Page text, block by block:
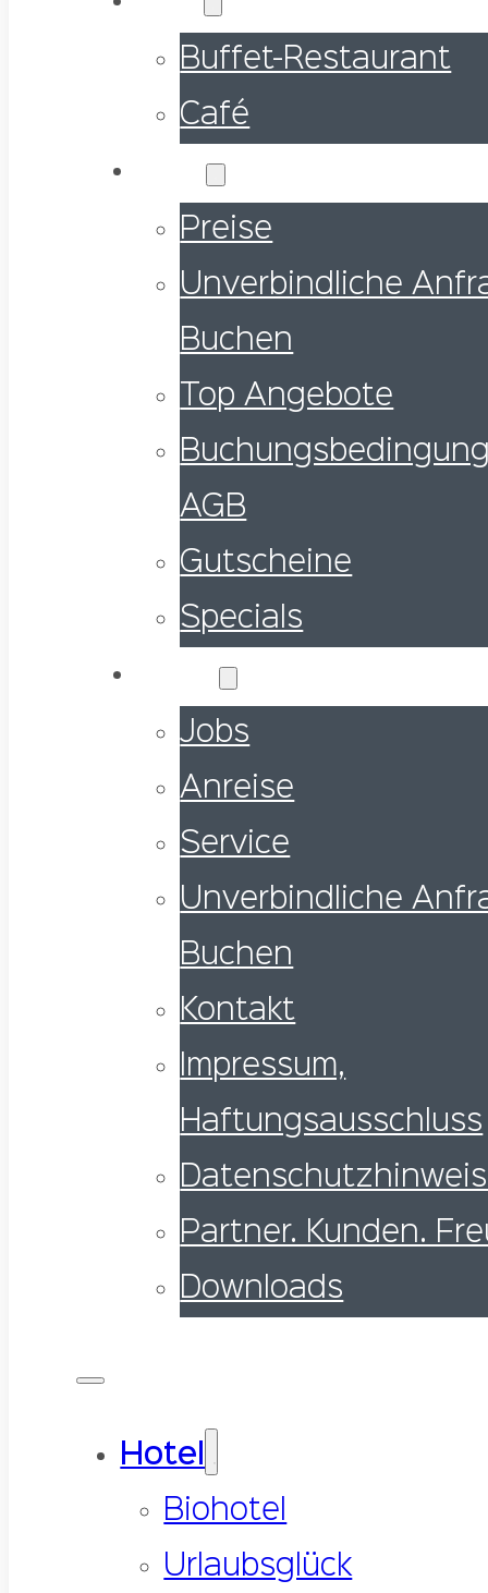
Buffet-Restaurant
Café
Preise
Unverbindliche
Buchen
Top Angebote
AGB
Gutscheine
Specials
Jobs
Anreise
Service
Unverbindliche
Buchen
Kontakt
Impressum,
Haftungsausschluss
Partner. Kunden.
Downloads
Hotel
Biohotel
Urlaubsglück